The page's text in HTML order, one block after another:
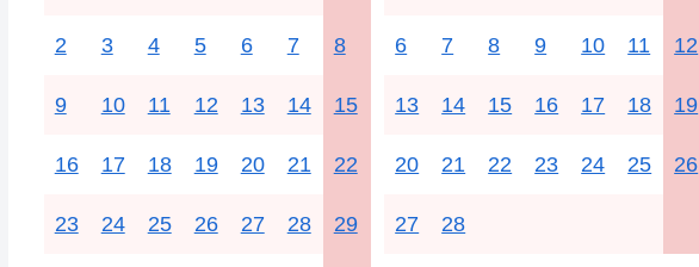
2 3 4 5 6 7 8
9 10 11 12 13 14 15
16 17 18 19 20 21 22
23 24 25 26 27 28 29
6 7 8 9 10 11 12
13 14 15 16 17 18 19
20 21 22 23 24 25 26
27 28